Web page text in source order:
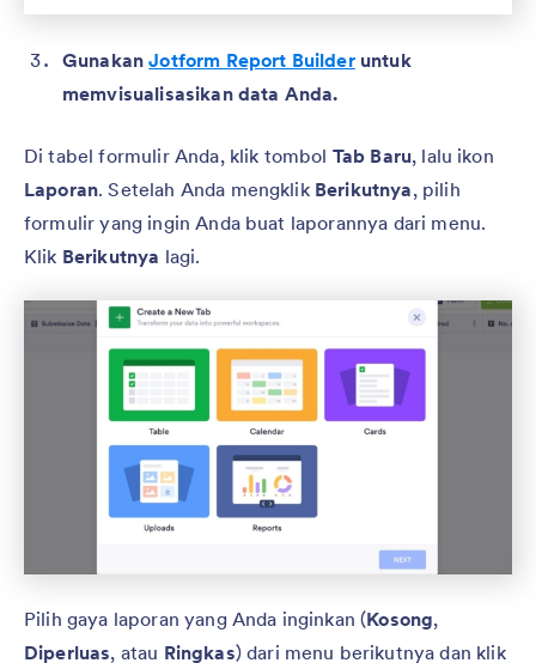
GunakanJotform Report Builderuntuk
memvisualisasikan data Anda.
Di tabel formulir Anda, klik tombol Tab Baru, lalu ikon
Laporan. Setelah Anda mengklik Berikutnya, pilih
formulir yang ingin Anda buat laporannya dari menu.
Klik Berikutnya lagi.
Pilih gaya laporan yang Anda inginkan (Kosong,
Diperluas, atau Ringkas) dari menu berikutnya dan klik